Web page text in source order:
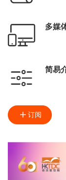
多媒
简易
订阅